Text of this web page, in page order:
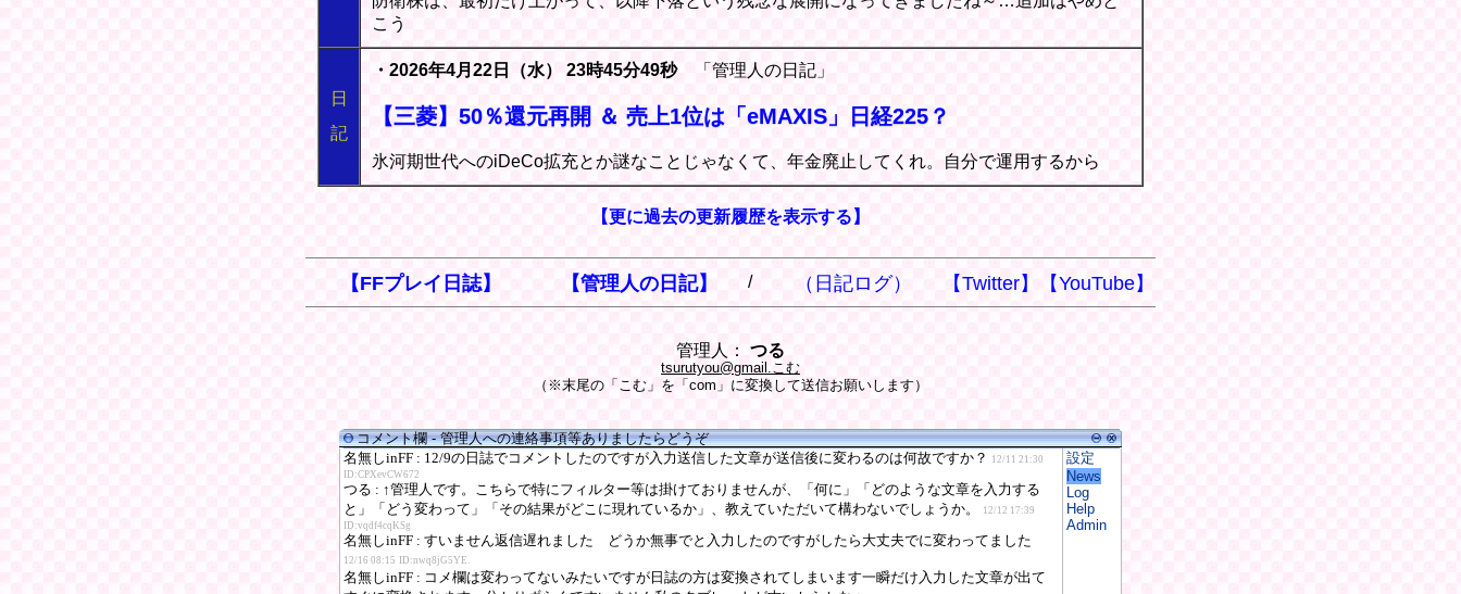
こう
日
記
・2026年4月22日（水） 23時45分49秒「管理人の日記」
【三菱】50％還元再開 ＆ 売上1位は「eMAXIS」日経225？
氷河期世代へのiDeCo拡充とか謎なことじゃなくて、年金廃止してくれ。自分で運用するから
【更に過去の更新履歴を表示する】
【FFプレイ日誌】 【管理人の日記】 / （日記ログ） 【Twitter】 【YouTube】
管理人： つる
tsurutyou@gmail.こむ
（※末尾の「こむ」を「com」に変換して送信お願いします）
コメント欄 - 管理人への連絡事項等ありましたらどうぞ
設定
News
Log
Help
Admin